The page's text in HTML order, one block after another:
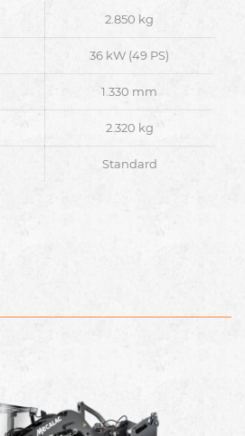
2.850 kg
36 kW (49 PS)
1.330 mm
2.320 kg
Standard